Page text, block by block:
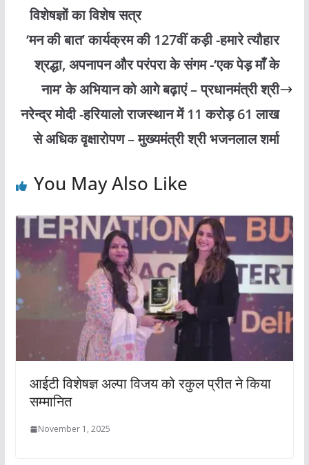
विशेषज्ञों का विशेष सत्र
‘मन की बात’ कार्यक्रम की 127वीं कड़ी -हमारे त्यौहार
श्रद्धा, अपनापन और परंपरा के संगम -‘एक पेड़ माँ के
नाम’ के अभियान को आगे बढ़ाएं – प्रधानमंत्री श्री
नरेन्द्र मोदी -हरियालो राजस्थान में 11 करोड़ 61 लाख
से अधिक वृक्षारोपण – मुख्यमंत्री श्री भजनलाल शर्मा
You May Also Like
आईटी विशेषज्ञ अल्पा विजय को रकुल प्रीत ने किया
सम्मानित
November 1, 2025